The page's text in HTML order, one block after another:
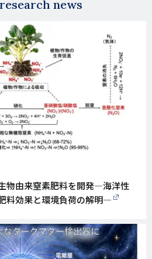
news
物由来窒素肥料を開発―海洋性
料効果と環境負荷の解明―